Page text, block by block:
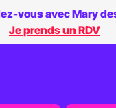
vous avec Mary
Je prends un RDV